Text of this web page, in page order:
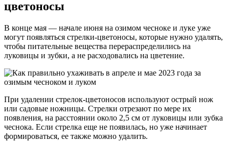
цветоносы
В конце мая — начале июня на озимом чесноке и луке уже
могут появляться стрелки-цветоносы, которые нужно удалять,
чтобы питательные вещества перераспределились на
луковицы и зубки, а не расходовались на цветение.
При удалении стрелок-цветоносов используют острый нож
или садовые ножницы. Стрелки отрезают по мере их
появления, на расстоянии около 2,5 см от луковицы или зубка
чеснока. Если стрелка еще не появилась, но уже начинает
формироваться, ее также можно удалить.